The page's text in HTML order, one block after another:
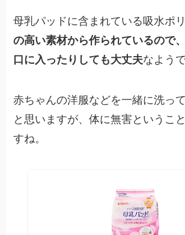
母乳パッドに含まれている吸水ポ
の高い素材から作られているので
口に入ったりしても大丈夫なようで
赤ちゃんの洋服などを一緒に洗っ
と思いますが、体に無害というこ
すね。